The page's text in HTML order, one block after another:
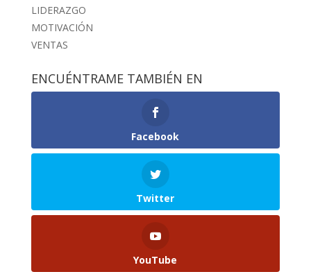
LIDERAZGO
MOTIVACIÓN
VENTAS
ENCUÉNTRAME TAMBIÉN EN
Facebook
Twitter
YouTube